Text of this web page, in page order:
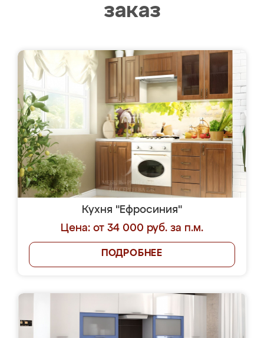
заказ
Кухня "Ефросиния"
Цена: от 34 000 руб. за п.м.
ПОДРОБНЕЕ